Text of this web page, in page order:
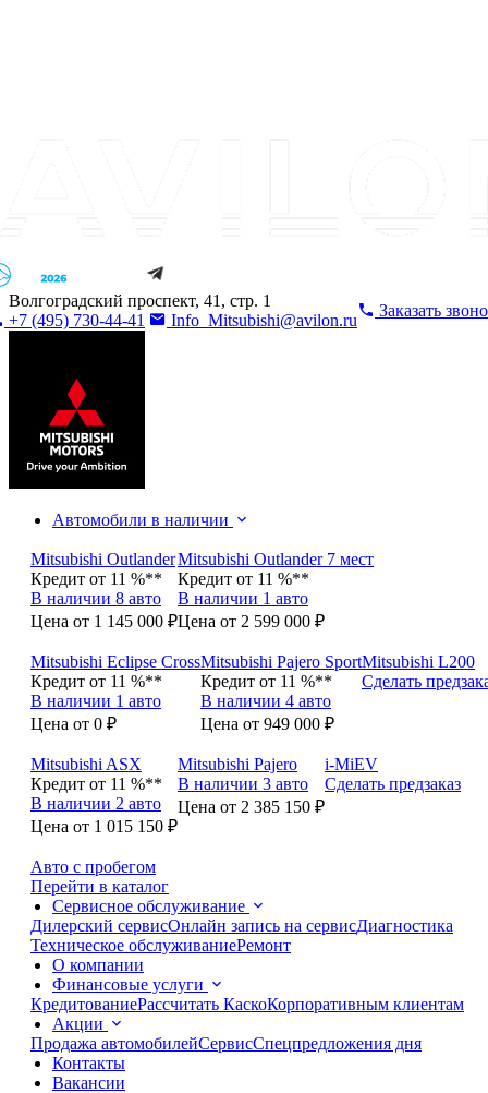
Волгоградский проспект, 41, стр. 1
+7 (495) 730-44-41
Info_Mitsubishi@avilon.ru
Заказать
Автомобили в наличии
Mitsubishi Outlander
Кредит от 11 %**
В наличии 8 авто
Цена от 1 145 000 ₽
Mitsubishi Outlander 7 мест
Кредит от 11 %**
В наличии 1 авто
Цена от 2 599 000 ₽
Mitsubishi Eclipse Cross
Кредит от 11 %**
В наличии 1 авто
Цена от 0 ₽
Mitsubishi Pajero Sport
Кредит от 11 %**
В наличии 4 авто
Цена от 949 000 ₽
Mitsubishi L200
Сделать
Mitsubishi ASX
Кредит от 11 %**
В наличии 2 авто
Цена от 1 015 150 ₽
Mitsubishi Pajero
В наличии 3 авто
Цена от 2 385 150 ₽
i-MiEV
Сделать предзаказ
Авто с пробегом
Перейти в каталог
Сервисное обслуживание
Дилерский сервисОнлайн запись на сервисДиагностика
Техническое обслуживаниеРемонт
О компании
Финансовые услуги
КредитованиеРассчитать КаскоКорпоративным клиентам
Акции
Продажа автомобилейСервисСпецпредложения дня
Контакты
Вакансии